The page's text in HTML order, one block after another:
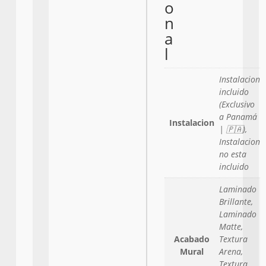
o
n
a
l
Instalacion
Instalacion
incluido
(Exclusivo
a Panamá
| 🇵🇦),
Instalacion
no esta
incluido
Acabado
Mural
Laminado
Brillante,
Laminado
Matte,
Textura
Arena,